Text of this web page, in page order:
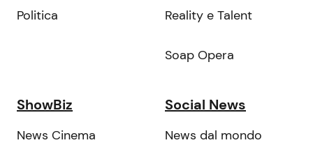
Politica Reality e Talent
Soap Opera
ShowBiz
News Cinema
Social News
News dal mondo